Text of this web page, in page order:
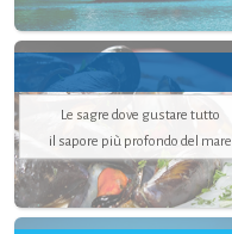
Le sagre dove gustare tutto
il sapore più profondo del mare